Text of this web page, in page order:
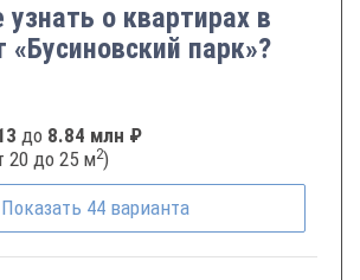
узнать о квартирах в
«Бусиновский парк»?
до 8.84 млн ₽
20 до 25 м2)
Показать 44 варианта